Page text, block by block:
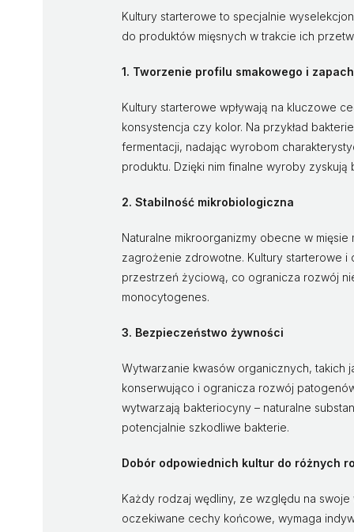
Kultury starterowe to specjalnie
do produktów mięsnych w trakcie ich
1. Tworzenie profilu smakowego i
Kultury starterowe wpływają na kluczowe
konsystencja czy kolor. Na przykład
fermentacji, nadając wyrobom
produktu. Dzięki nim finalne wyroby zyskują
2. Stabilność mikrobiologiczna
Naturalne mikroorganizmy obecne w
zagrożenie zdrowotne. Kultury starterowe i
przestrzeń życiową, co ogranicza rozwój
monocytogenes.
3. Bezpieczeństwo żywności
Wytwarzanie kwasów organicznych, takich
konserwująco i ogranicza rozwój
wytwarzają bakteriocyny – naturalne
potencjalnie szkodliwe bakterie.
Dobór odpowiednich kultur do różnych
Każdy rodzaj wędliny, ze względu na
oczekiwane cechy końcowe, wymaga